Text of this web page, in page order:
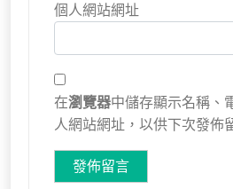
個人網站網址
在瀏覽器中儲存顯示名稱、
人網站網址，以供下次發佈